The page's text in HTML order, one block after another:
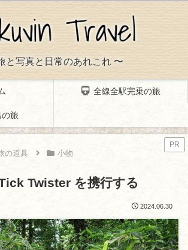
と写真と日常のあれこれ 〜
全線全駅完乗の旅
の旅
PR
の道具 小物
Twister を携行する
2024.06.30